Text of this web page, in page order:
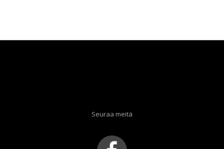
Seuraa meitä